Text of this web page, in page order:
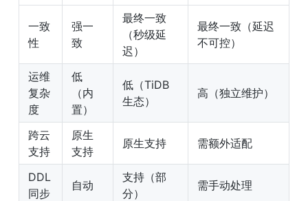
一致
性
强一
致
最终一致
（秒级延
迟）
最终一致（延迟
不可控）
运维
复杂
度
低
（内
置）
低（TiDB
生态）
高（独立维护）
跨云
支持
原生
支持
原生支持 需额外适配
DDL
同步
自动
支持（部
分）
需手动处理